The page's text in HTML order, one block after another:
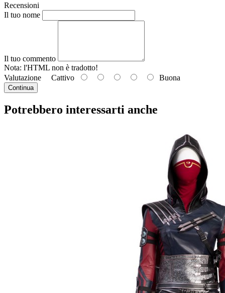
Recensioni
Il tuo nome
Il tuo commento
Nota: l'HTML non è tradotto!
Valutazione Cattivo Buona
Continua
Potrebbero interessarti anche